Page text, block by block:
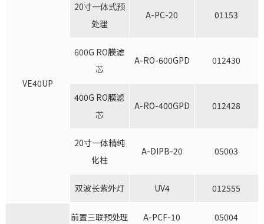
VE40UP
20寸一体式预
处理
A-PC-20 01153
600G RO膜滤
芯
A-RO-600GPD 012430
400G RO膜滤
芯
A-RO-400GPD 012428
20寸一体精纯
化柱
A-DIPB-20 05003
双波长紫外灯 UV4 012555
前置三联预处理 A-PCF-10 05004